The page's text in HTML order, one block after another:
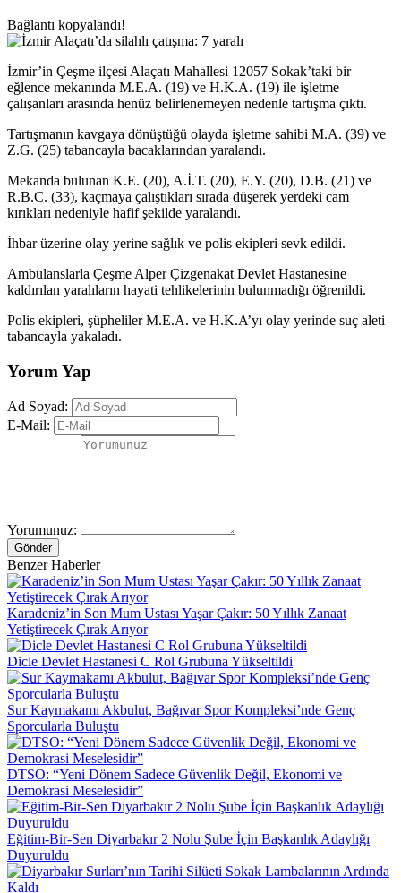
Bağlantı kopyalandı!
İzmir’in Çeşme ilçesi Alaçatı Mahallesi 12057 Sokak’taki bir
eğlence mekanında M.E.A. (19) ve H.K.A. (19) ile işletme
çalışanları arasında henüz belirlenemeyen nedenle tartışma çıktı.
Tartışmanın kavgaya dönüştüğü olayda işletme sahibi M.A. (39) ve
Z.G. (25) tabancayla bacaklarından yaralandı.
Mekanda bulunan K.E. (20), A.İ.T. (20), E.Y. (20), D.B. (21) ve
R.B.C. (33), kaçmaya çalıştıkları sırada düşerek yerdeki cam
kırıkları nedeniyle hafif şekilde yaralandı.
İhbar üzerine olay yerine sağlık ve polis ekipleri sevk edildi.
Ambulanslarla Çeşme Alper Çizgenakat Devlet Hastanesine
kaldırılan yaralıların hayati tehlikelerinin bulunmadığı öğrenildi.
Polis ekipleri, şüpheliler M.E.A. ve H.K.A’yı olay yerinde suç aleti
tabancayla yakaladı.
Yorum Yap
Ad Soyad:
E-Mail:
Yorumunuz:
Gönder
Benzer Haberler
Karadeniz’in Son Mum Ustası Yaşar Çakır: 50 Yıllık Zanaat
Yetiştirecek Çırak Arıyor
Dicle Devlet Hastanesi C Rol Grubuna Yükseltildi
Sur Kaymakamı Akbulut, Bağıvar Spor Kompleksi’nde Genç
Sporcularla Buluştu
DTSO: “Yeni Dönem Sadece Güvenlik Değil, Ekonomi ve
Demokrasi Meselesidir”
Eğitim-Bir-Sen Diyarbakır 2 Nolu Şube İçin Başkanlık Adaylığı
Duyuruldu